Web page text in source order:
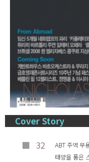
Cover Story
■ 32
ABT 주역 무
태양을 품은